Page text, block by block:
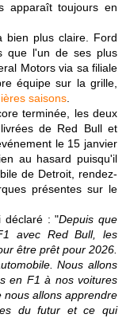
apparaît toujours en
bien plus claire. Ford
que l'un de ses plus
Motors via sa filiale
équipe sur la grille,
saisons
terminée, les deux
de Red Bull et
le 15 janvier
au hasard puisqu'il
de Detroit, rendez-
présentes sur le
déclaré : "Depuis que
avec Red Bull, les
être prêt pour 2026.
Nous allons
en F1 à nos voitures
nous allons apprendre
du futur et ce qui